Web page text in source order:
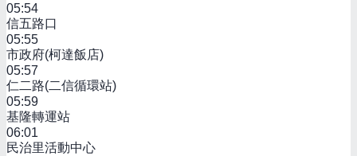
05:54
信五路口
05:55
市政府(柯達飯店)
05:57
仁二路(二信循環站)
05:59
基隆轉運站
06:01
民治里活動中心